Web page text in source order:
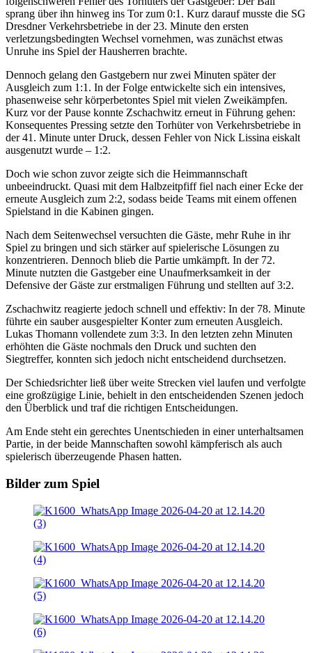
sprang über ihn hinweg ins Tor zum 0:1. Kurz darauf musste die SG
Dresdner Verkehrsbetriebe in der 23. Minute den ersten
verletzungsbedingten Wechsel vornehmen, was zunächst etwas
Unruhe ins Spiel der Hausherren brachte.
Dennoch gelang den Gastgebern nur zwei Minuten später der
Ausgleich zum 1:1. In der Folge entwickelte sich ein intensives,
phasenweise sehr körperbetontes Spiel mit vielen Zweikämpfen.
Kurz vor der Pause konnte Zschachwitz erneut in Führung gehen:
Konsequentes Pressing setzte den Torhüter von Verkehrsbetriebe in
der 41. Minute unter Druck, dessen Fehler von Nick Lissina eiskalt
ausgenutzt wurde – 1:2.
Doch wie schon zuvor zeigte sich die Heimmannschaft
unbeeindruckt. Quasi mit dem Halbzeitpfiff fiel nach einer Ecke der
erneute Ausgleich zum 2:2, sodass beide Teams mit einem offenen
Spielstand in die Kabinen gingen.
Nach dem Seitenwechsel versuchten die Gäste, mehr Ruhe in ihr
Spiel zu bringen und sich stärker auf spielerische Lösungen zu
konzentrieren. Dennoch blieb die Partie umkämpft. In der 72.
Minute nutzten die Gastgeber eine Unaufmerksamkeit in der
Defensive der Gäste zur erstmaligen Führung und stellten auf 3:2.
Zschachwitz reagierte jedoch schnell und effektiv: In der 78. Minute
führte ein sauber ausgespielter Konter zum erneuten Ausgleich.
Lukas Thomann vollendete zum 3:3. In den letzten zehn Minuten
erhöhten die Gäste nochmals den Druck und suchten den
Siegtreffer, konnten sich jedoch nicht entscheidend durchsetzen.
Der Schiedsrichter ließ über weite Strecken viel laufen und verfolgte
eine großzügige Linie, behielt in den entscheidenden Szenen jedoch
den Überblick und traf die richtigen Entscheidungen.
Am Ende steht ein gerechtes Unentschieden in einer unterhaltsamen
Partie, in der beide Mannschaften sowohl kämpferisch als auch
spielerisch überzeugende Phasen hatten.
Bilder zum Spiel